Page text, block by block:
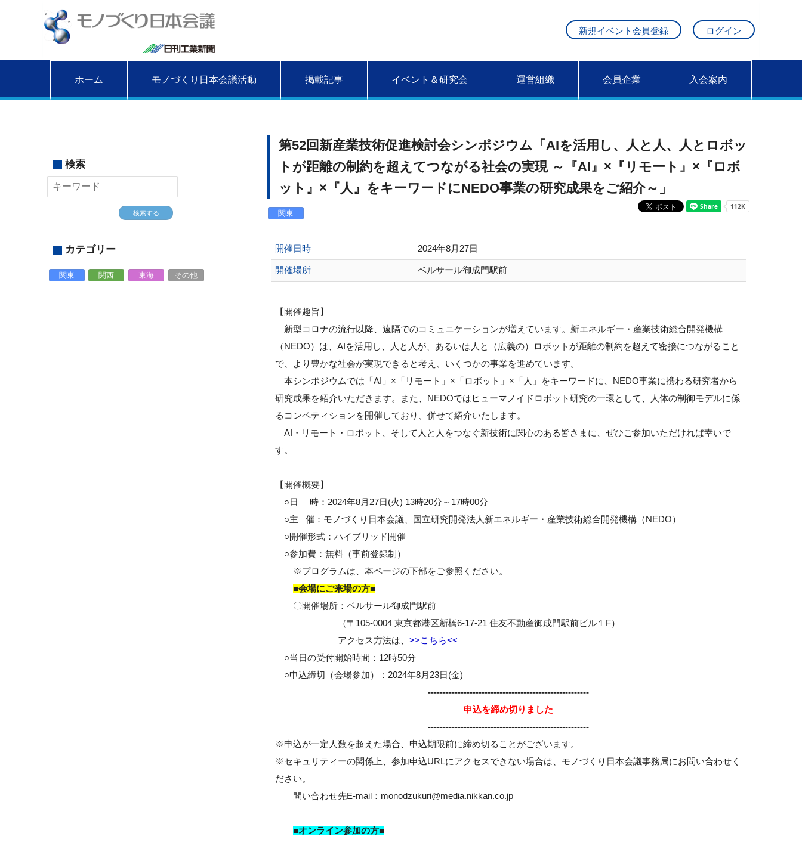
新規イベント会員登録 ログイン
ホーム モノづくり日本会議活動 掲載記事 イベント＆研究会 運営組織 会員企業 入会案内
第52回新産業技術促進検討会シンポジウム「AIを活用し、人と人、人とロボッ
トが距離の制約を超えてつながる社会の実現 ～『AI』×『リモート』×『ロボ
ット』×『人』をキーワードにNEDO事業の研究成果をご紹介～」
関東
開催日時 2024年8月27日
開催場所 ベルサール御成門駅前
【開催趣旨】
新型コロナの流行以降、遠隔でのコミュニケーションが増えています。新エネルギー・産業技術総合開発機構
（NEDO）は、AIを活用し、人と人が、あるいは人と（広義の）ロボットが距離の制約を超えて密接につながること
で、より豊かな社会が実現できると考え、いくつかの事業を進めています。
本シンポジウムでは「AI」×「リモート」×「ロボット」×「人」をキーワードに、NEDO事業に携わる研究者から
研究成果を紹介いただきます。また、NEDOではヒューマノイドロボット研究の一環として、人体の制御モデルに係
るコンペティションを開催しており、併せて紹介いたします。
AI・リモート・ロボット、そして人と人をつなぐ新技術に関心のある皆さまに、ぜひご参加いただければ幸いで
す。
【開催概要】
○日 時：2024年8月27日(火) 13時20分～17時00分
○主 催：モノづくり日本会議、国立研究開発法人新エネルギー・産業技術総合開発機構（NEDO）
○開催形式：ハイブリッド開催
○参加費：無料（事前登録制）
※プログラムは、本ページの下部をご参照ください。
■会場にご来場の方■
〇開催場所：ベルサール御成門駅前
（〒105-0004 東京都港区新橋6-17-21 住友不動産御成門駅前ビル１F）
アクセス方法は、 >>こちら<<
○当日の受付開始時間：12時50分
○申込締切（会場参加）：2024年8月23日(金)
------------------------------------------------------
申込を締め切りました
------------------------------------------------------
※申込が一定人数を超えた場合、申込期限前に締め切ることがございます。
※セキュリティーの関係上、参加申込URLにアクセスできない場合は、モノづくり日本会議事務局にお問い合わせく
ださい。
問い合わせ先E-mail：monodzukuri@media.nikkan.co.jp
■オンライン参加の方■
検索
検索する
カテゴリー
関東 関西 東海 その他